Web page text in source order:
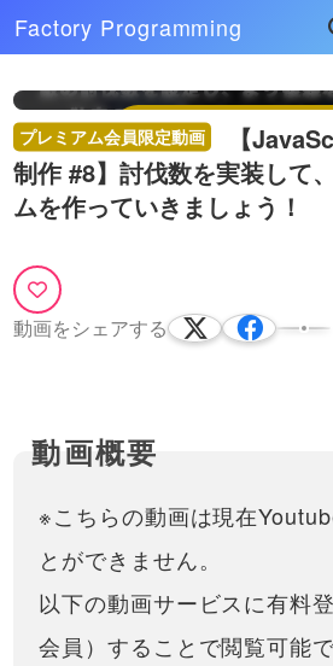
Factory Programming
この動画はプレミアム会員
プレミアム会員の登
プレミアム会員限定動画
【
制作 #8】討伐数を実装して
ムを作っていきましょう！
動画をシェアする
※こちらの動画は現在
とができません。
以下の動画サービスに有料
会員）することで閲覧可能で